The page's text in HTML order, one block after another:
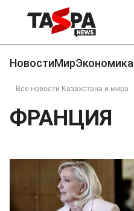
НовостиМирЭкономика
Все новости Казахстана и мира
ФРАНЦИЯ